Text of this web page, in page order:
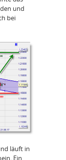
und
bei
läuft in